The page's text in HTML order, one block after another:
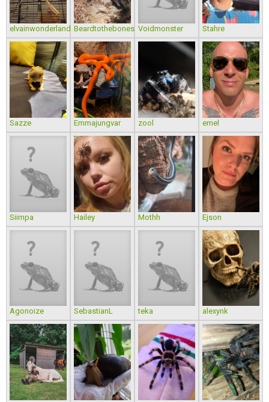
elvainwonderland Beardtothebones Voidmonster Stahre
Sazze Emmajungvar zool emel
Siimpa Hailey Mothh Ejson
Agonoize SebastianL teka alexynk